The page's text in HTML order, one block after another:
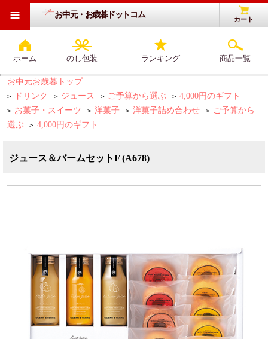
お中元・お歳暮ドットコム カート
ホーム のし包装 ランキング 商品一覧
≡
お中元お歳暮トップ
> ドリンク > ジュース > ご予算から選ぶ > 4,000円のギフト
> お菓子・スイーツ > 洋菓子 > 洋菓子詰め合わせ > ご予算から
選ぶ
> 4,000円のギフト
ジュース＆バームセットF (A678)